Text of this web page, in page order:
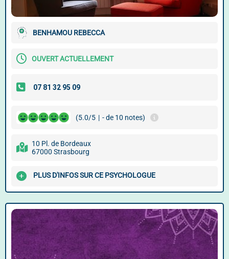
BENHAMOU REBECCA
OUVERT ACTUELLEMENT
(5.0/5 | - de 10 notes)
10 Pl. de Bordeaux
67000 Strasbourg
PLUS D'INFOS SUR CE PSYCHOLOGUE